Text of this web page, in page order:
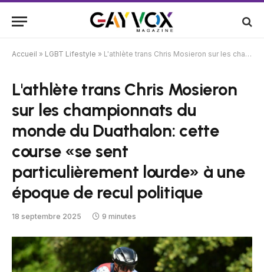
Accueil » LGBT Lifestyle » L'athlète trans Chris Mosieron sur les championnats du monde du Duathalon: cette course «se sent particulièrement lourde» à une époque de recul politique
L'athlète trans Chris Mosieron
sur les championnats du
monde du Duathalon: cette
course «se sent
particulièrement lourde» à une
époque de recul politique
18 septembre 2025 9 minutes